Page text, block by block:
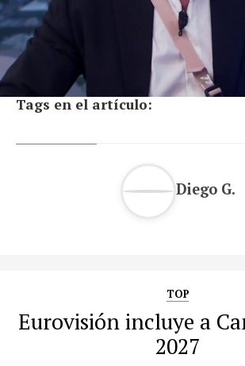
Tags en el artículo:
Diego G.
TOP
Eurovisión incluye a
2027